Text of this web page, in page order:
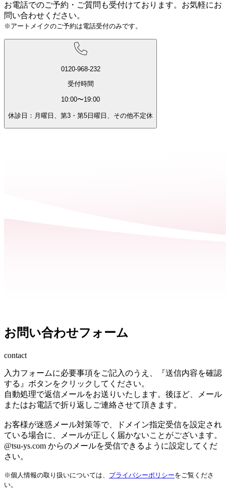
お電話でのご予約・ご質問も受付けております。お気軽にお
問い合わせください。
※アートメイクのご予約は電話受付のみです。
0120-968-232
受付時間
10:00〜19:00
休診日：月曜日、第3・第5日曜日、その他不定休
お問い合わせフォーム
contact
入力フォームに必要事項をご記入のうえ、『送信内容を確認
する』ボタンをクリックしてください。
自動処理で返信メールをお送りいたします。後ほど、メール
またはお電話で折り返しご連絡させて頂きます。
お客様が迷惑メール対策等で、ドメイン指定受信を設定され
ている場合に、メールが正しく届かないことがございます。
@tsu-ys.com からのメールを受信できるように設定してくだ
さい。
※個人情報の取り扱いについては、 プライバシーポリシーをご覧くださ
い。